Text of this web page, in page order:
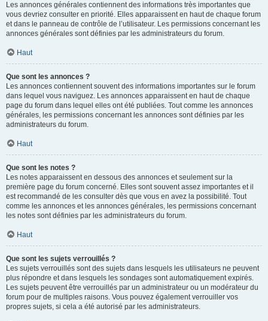
Les annonces générales contiennent des informations très importantes que
vous devriez consulter en priorité. Elles apparaissent en haut de chaque forum
et dans le panneau de contrôle de l’utilisateur. Les permissions concernant les
annonces générales sont définies par les administrateurs du forum.
Haut
Que sont les annonces ?
Les annonces contiennent souvent des informations importantes sur le forum
dans lequel vous naviguez. Les annonces apparaissent en haut de chaque
page du forum dans lequel elles ont été publiées. Tout comme les annonces
générales, les permissions concernant les annonces sont définies par les
administrateurs du forum.
Haut
Que sont les notes ?
Les notes apparaissent en dessous des annonces et seulement sur la
première page du forum concerné. Elles sont souvent assez importantes et il
est recommandé de les consulter dès que vous en avez la possibilité. Tout
comme les annonces et les annonces générales, les permissions concernant
les notes sont définies par les administrateurs du forum.
Haut
Que sont les sujets verrouillés ?
Les sujets verrouillés sont des sujets dans lesquels les utilisateurs ne peuvent
plus répondre et dans lesquels les sondages sont automatiquement expirés.
Les sujets peuvent être verrouillés par un administrateur ou un modérateur du
forum pour de multiples raisons. Vous pouvez également verrouiller vos
propres sujets, si cela a été autorisé par les administrateurs.